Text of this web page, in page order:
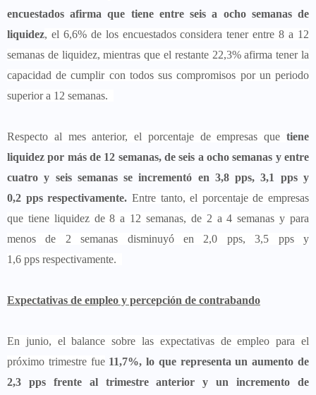
encuestados afirma que tiene entre seis a ocho semanas de
liquidez, el 6,6% de los encuestados considera tener entre 8 a 12
semanas de liquidez, mientras que el restante 22,3% afirma tener la
capacidad de cumplir con todos sus compromisos por un periodo
superior a 12 semanas.
Respecto al mes anterior, el porcentaje de empresas que tiene
liquidez por más de 12 semanas, de seis a ocho semanas y entre
cuatro y seis semanas se incrementó en 3,8 pps, 3,1 pps y
0,2 pps respectivamente. Entre tanto, el porcentaje de empresas
que tiene liquidez de 8 a 12 semanas, de 2 a 4 semanas y para
menos de 2 semanas disminuyó en 2,0 pps, 3,5 pps y
1,6 pps respectivamente.
Expectativas de empleo y percepción de contrabando
En junio, el balance sobre las expectativas de empleo para el
próximo trimestre fue11,7%, lo que representa un aumento de
2,3 pps frente al trimestre anterior y un incremento de